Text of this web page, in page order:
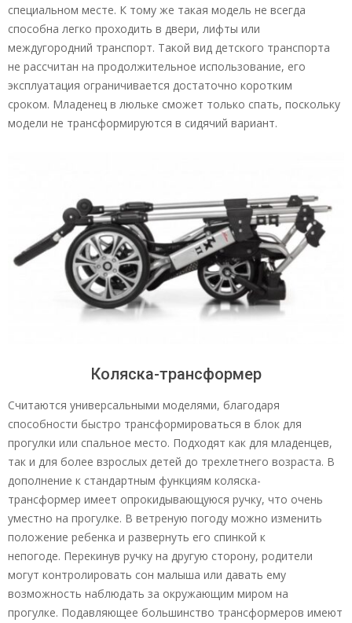
специальном месте. К тому же такая модель не всегда
способна легко проходить в двери, лифты или
междугородний транспорт. Такой вид детского транспорта
не рассчитан на продолжительное использование, его
эксплуатация ограничивается достаточно коротким
сроком. Младенец в люльке сможет только спать, поскольку
модели не трансформируются в сидячий вариант.
Коляска-трансформер
Считаются универсальными моделями, благодаря
способности быстро трансформироваться в блок для
прогулки или спальное место. Подходят как для младенцев,
так и для более взрослых детей до трехлетнего возраста. В
дополнение к стандартным функциям коляска-
трансформер имеет опрокидывающуюся ручку, что очень
уместно на прогулке. В ветреную погоду можно изменить
положение ребенка и развернуть его спинкой к
непогоде. Перекинув ручку на другую сторону, родители
могут контролировать сон малыша или давать ему
возможность наблюдать за окружающим миром на
прогулке. Подавляющее большинство трансформеров имеют